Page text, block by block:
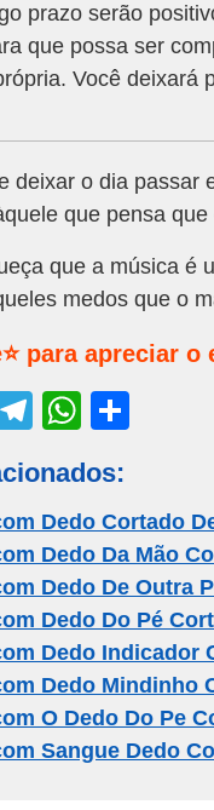
prazo serão
que possa ser
Você deixará
deixar o dia passar
que pensa
que a música é
medos que o
para apreciar
T
T
e
gr
a
m
W
at
s
A
p
p
e
Dedo Cortado
Dedo Da Mão
Dedo De Outra
Dedo Do Pé
Dedo Indicador
Dedo Mindinho
O Dedo Do Pe
Sangue Dedo